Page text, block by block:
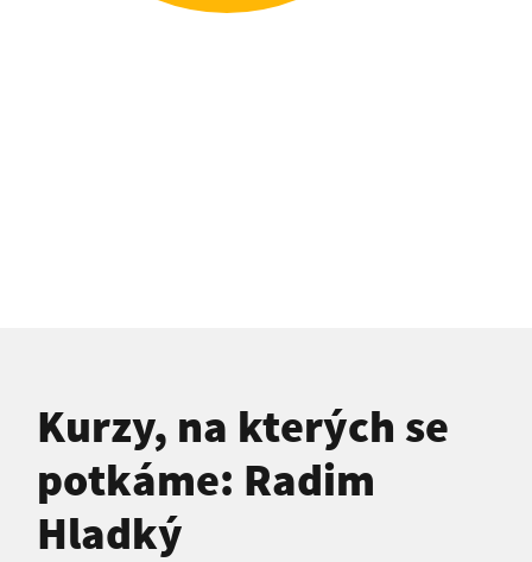
Kurzy, na kterých se
potkáme: Radim
Hladký